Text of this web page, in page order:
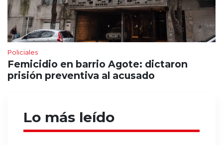
Policiales
Femicidio en barrio Agote: dictaron
prisión preventiva al acusado
Lo más leído